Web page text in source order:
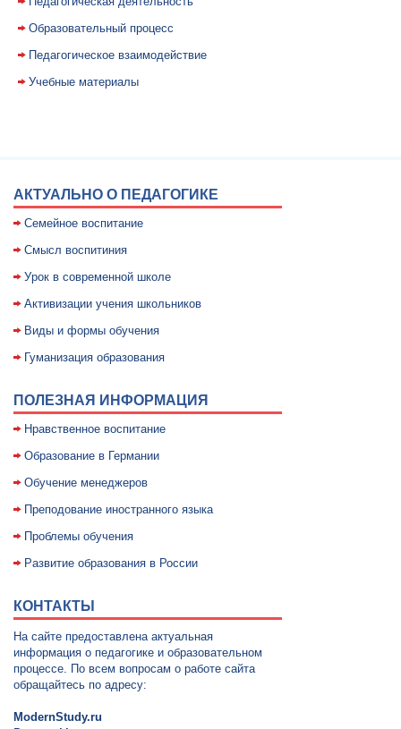
Образовательный процесс
Педагогическое взаимодействие
Учебные материалы
АКТУАЛЬНО О ПЕДАГОГИКЕ
Семейное воспитание
Смысл воспитиния
Уpок в совpеменной школе
Активизации учения школьников
Виды и формы обучения
Гуманизация образования
ПОЛЕЗНАЯ ИНФОРМАЦИЯ
Нравственное воспитание
Образование в Германии
Обучение менеджеров
Преподование иностранного языка
Проблемы обучения
Развитие образования в России
КОНТАКТЫ
На сайте предоставлена актуальная
информация о педагогике и образовательном
процессе. По всем вопросам о работе сайта
обращайтесь по адресу:
ModernStudy.ru